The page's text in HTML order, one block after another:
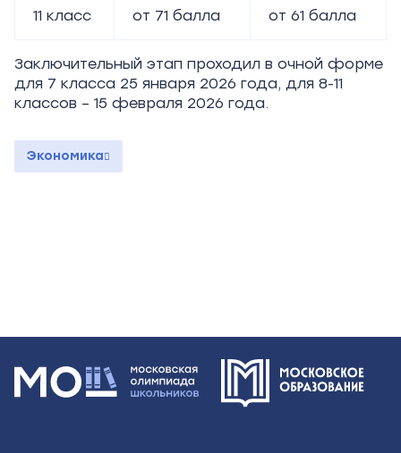
11 класс от 71 балла от 61 балла
Заключительный этап проходил в очной форме
для 7 класса 25 января 2026 года, для 8-11
классов – 15 февраля 2026 года.
Экономика